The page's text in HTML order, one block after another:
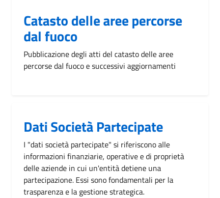
Catasto delle aree percorse
dal fuoco
Pubblicazione degli atti del catasto delle aree
percorse dal fuoco e successivi aggiornamenti
Dati Società Partecipate
I "dati società partecipate" si riferiscono alle
informazioni finanziarie, operative e di proprietà
delle aziende in cui un'entità detiene una
partecipazione. Essi sono fondamentali per la
trasparenza e la gestione strategica.